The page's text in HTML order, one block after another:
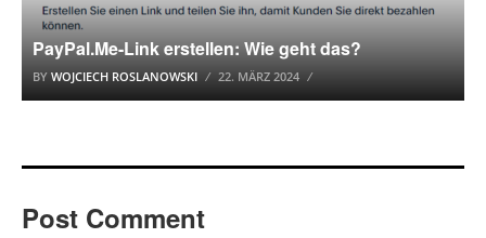
PayPal.Me-Link erstellen: Wie geht das?
BY WOJCIECH ROSLANOWSKI 22. MÄRZ 2024
Post Comment